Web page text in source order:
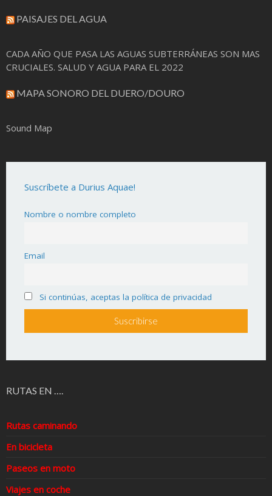
PAISAJES DEL AGUA
CADA AÑO QUE PASA LAS AGUAS SUBTERRÁNEAS SON MAS
CRUCIALES. SALUD Y AGUA PARA EL 2022
MAPA SONORO DEL DUERO/DOURO
Sound Map
Suscríbete a Durius Aquae!
Nombre o nombre completo
Email
Si continúas, aceptas la política de privacidad
RUTAS EN ….
Rutas caminando
En bicicleta
Paseos en moto
Viajes en coche